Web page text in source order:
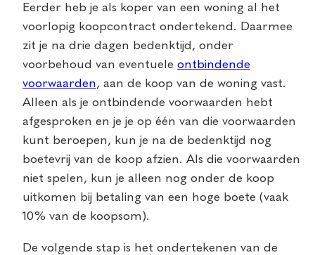
Eerder heb je als koper van een woning al het
voorlopig koopcontract ondertekend. Daarmee
zit je na drie dagen bedenktijd, onder
voorbehoud van eventuele ontbindende
voorwaarden, aan de koop van de woning vast.
Alleen als je ontbindende voorwaarden hebt
afgesproken en je je op één van die voorwaarden
kunt beroepen, kun je na de bedenktijd nog
boetevrij van de koop afzien. Als die voorwaarden
niet spelen, kun je alleen nog onder de koop
uitkomen bij betaling van een hoge boete (vaak
10% van de koopsom).
De volgende stap is het ondertekenen van de